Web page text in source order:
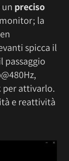
preciso
la
spicca il
passaggio
per attivarlo.
e reattività